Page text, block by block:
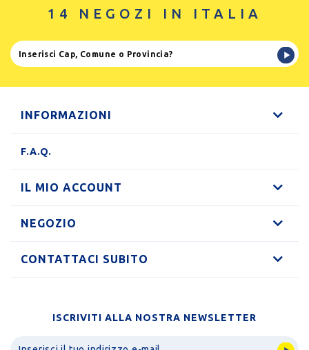
14 NEGOZI IN ITALIA
INFORMAZIONI
F.A.Q.
IL MIO ACCOUNT
NEGOZIO
CONTATTACI SUBITO
ISCRIVITI ALLA NOSTRA NEWSLETTER